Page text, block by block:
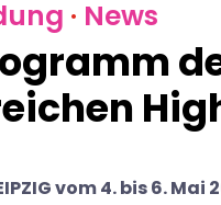
· News
vom 4. bis 6.